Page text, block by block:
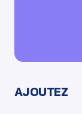
AJOUTEZ